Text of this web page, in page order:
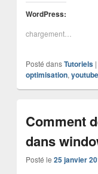
WordPress:
chargement…
Posté dans Tutoriels |
optimisation,youtube
Comment
dans
Posté le 25 janvier